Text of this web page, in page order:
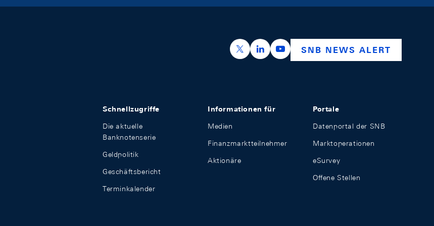
https://x.com/snb_bns
https://ch.linkedin.com/company/swiss-
https://www.youtube.com/
SNB NEWS ALERT
Schnellzugriffe
Die aktuelle
Banknotenserie
Geldpolitik
Geschäftsbericht
Terminkalender
Informationen für
Medien
Finanzmarktteilnehmer
Aktionäre
Portale
Datenportal der SNB
Marktoperationen
eSurvey
Offene Stellen